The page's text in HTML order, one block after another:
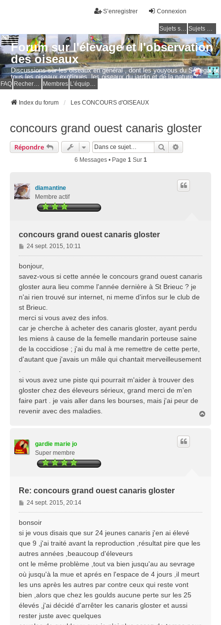
Connexion
S’enregistrer
Sujets sans réponse Sujets actifs
Forum sur l'élevage et l'observation
des oiseaux
Discussions sur les oiseaux en général , dont les youyous du Sénégal et
tous les oiseaux exotiques, les oiseaux du jardin et de la nature.
Questions, photos, expériences.
FAQ Membres
Index du forum Les CONCOURS d'OISEAUX
concours grand ouest canaris gloster
Répondre Rechercher
6 Messages • Page 1 Sur 1
diamantine
Membre actif
concours grand ouest canaris gloster
M
e
s
g
e
24 sept. 2015, 10:11
bonjour,
savez-vous si cette année le concours grand ouest canaris
gloster aura lieu comme l'année dernière à St Brieuc ? je
n'ai rien trouvé sur internet, ni meme d'infos sur le club de
st Brieuc.
merci si vous avez des infos.
car je cherche à acheter des canaris gloster, ayant perdu
les miens à cause de la femelle mandarin porteuse saine
de la coccidiose ; j'ai du mal à me remettre de cette perte,
d'autant que j'avais un mâle qui chantait merveilleusement
.
si vous avez une piste qui pourrait m'aider à trouver des
gloster chez des éleveurs sérieux, grand merci de m'en
faire part . je vais aller dans les bourses, mais j'ai peur de
revenir avec des maladies.
gardie marie jo
Super membre
Re: concours grand ouest canaris gloster
M
e
s
s
a
g
e
24 sept. 2015, 20:14
bonsoir
si je vous disais que sur 24 jeunes canaris j'en ai élevé
que 9 ,j'ai traité avant la reproduction ,résultat pire que les
autres années ,beaucoup d'éleveurs
ont le même problème ,tout va bien jusqu'au au sevrage
où jusqu'à la mue et aprés en l'espace de 4 jours ,il meurt
les uns après les autres par contre ceux qui reste vont
bien ,alors que chez les goulds aucune perte sur les 25
élevés ,j'ai décidé d'arrêter les canaris gloster et aussi
rester juste avec quelques